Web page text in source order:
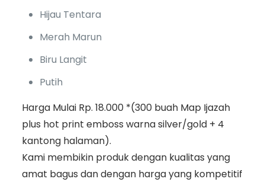
Hijau Tentara
Merah Marun
Biru Langit
Putih
Harga Mulai Rp. 18.000 *(300 buah Map Ijazah
plus hot print emboss warna silver/gold + 4
kantong halaman).
Kami membikin produk dengan kualitas yang
amat bagus dan dengan harga yang kompetitif